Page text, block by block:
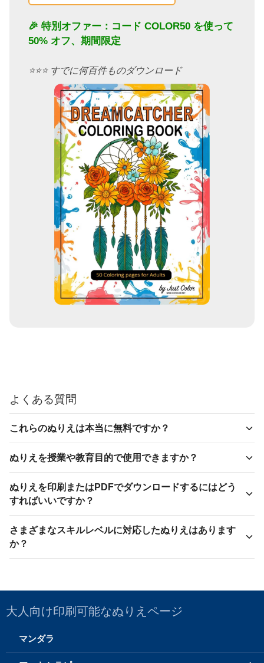
🎉 特別オファー：コード COLOR50 を使って
50% オフ、期間限定
⭐️⭐️⭐️ すでに何百件ものダウンロード
よくある質問
これらのぬりえは本当に無料ですか？
ぬりえを授業や教育目的で使用できますか？
ぬりえを印刷またはPDFでダウンロードするにはどう
すればいいですか？
さまざまなスキルレベルに対応したぬりえはあります
か？
大人向け印刷可能なぬりえページ
マンダラ